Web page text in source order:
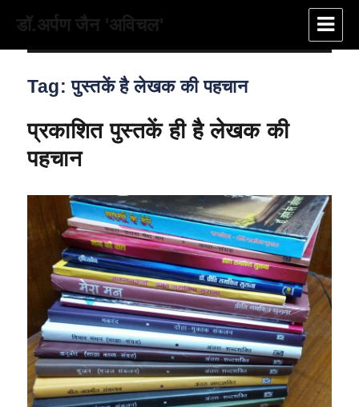
डॉ.अर्पण जैन 'अविचल'
Tag:पुस्तकें है लेखक की पहचान
प्रकाशित पुस्तकें ही है लेखक की
पहचान